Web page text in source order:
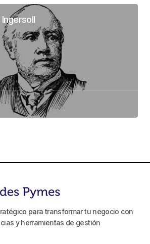
para transformar tu negocio con
y herramientas de gestión